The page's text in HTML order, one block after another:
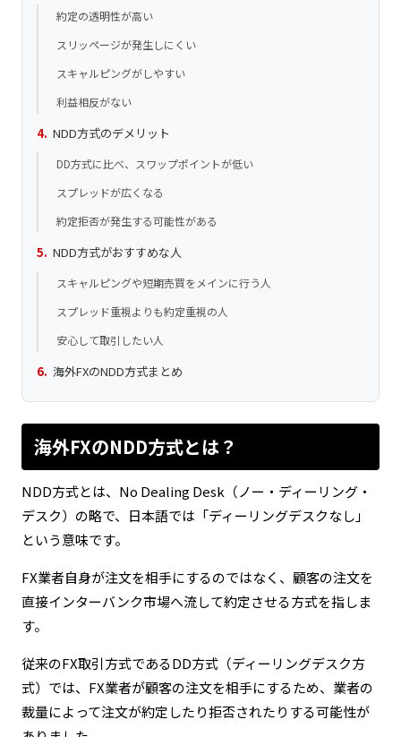
約定の透明性が高い
スリッページが発生しにくい
スキャルピングがしやすい
利益相反がない
NDD方式のデメリット
DD方式に比べ、スワップポイントが低い
スプレッドが広くなる
約定拒否が発生する可能性がある
NDD方式がおすすめな人
スキャルピングや短期売買をメインに行う人
スプレッド重視よりも約定重視の人
安心して取引したい人
海外FXのNDD方式まとめ
海外FXのNDD方式とは？
NDD方式とは、No Dealing Desk（ノー・ディーリング・
デスク）の略で、日本語では「ディーリングデスクなし」
という意味です。
FX業者自身が注文を相手にするのではなく、顧客の注文を
直接インターバンク市場へ流して約定させる方式を指しま
す。
従来のFX取引方式であるDD方式（ディーリングデスク方
式）では、FX業者が顧客の注文を相手にするため、業者の
裁量によって注文が約定したり拒否されたりする可能性が